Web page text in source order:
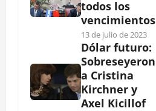
todos los
vencimientos
13 de julio de 2023
Dólar futuro:
Sobreseyeron
a Cristina
Kirchner y
Axel Kicillof